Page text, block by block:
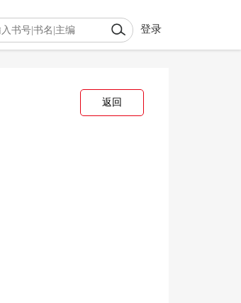
登录
返回